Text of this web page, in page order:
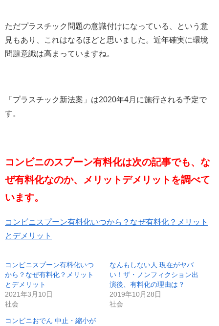
ただプラスチック問題の意識付けになっている、という意
見もあり、これはなるほどと思いました。近年確実に環境
問題意識は高まっていますね。
「プラスチック新法案」は2020年4月に施行される予定で
す。
コンビニのスプーン有料化は次の記事でも、な
ぜ有料化なのか、メリットデメリットを調べて
います。
コンビニスプーン有料化いつから？なぜ有料化？メリット
とデメリット
コンビニスプーン有料化いつ
から？なぜ有料化？メリット
とデメリット
2021年3月10日
社会
なんもしない人 現在がヤバ
い！ザ・ノンフィクション出
演後、有料化の理由は？
2019年10月28日
社会
コンビニおでん 中止・縮小が